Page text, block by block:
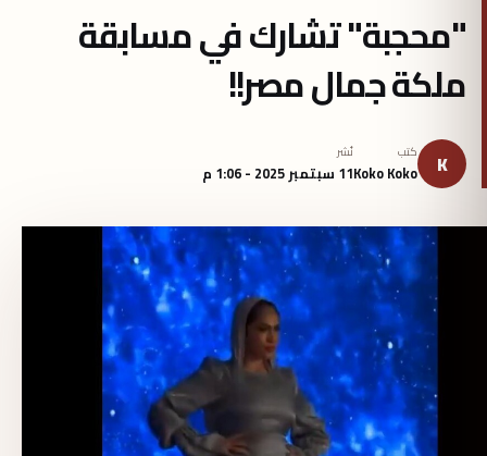
"محجبة" تشارك في مسابقة
ملكة جمال مصر!!
K كتب
Koko Koko
نُشر
11 سبتمبر 2025 - 1:06 م